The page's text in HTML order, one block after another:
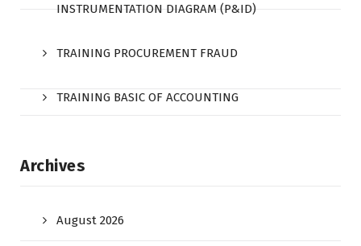
INSTRUMENTATION DIAGRAM (P&ID)
TRAINING PROCUREMENT FRAUD
TRAINING BASIC OF ACCOUNTING
Archives
August 2026